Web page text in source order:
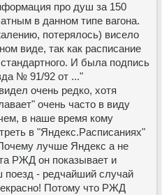
про душ за 150
в данном типе вагона.
потерялось) висело
виде, так как расписание
И была подпись
№ 91/92 от ..."
очень редко, хотя
очень часто в виду
в наше время кому
в "Яндекс.Расписаниях"
лучше Яндекс а не
РЖД он показывает и
поезд - редчайший случай
Потому что РЖД